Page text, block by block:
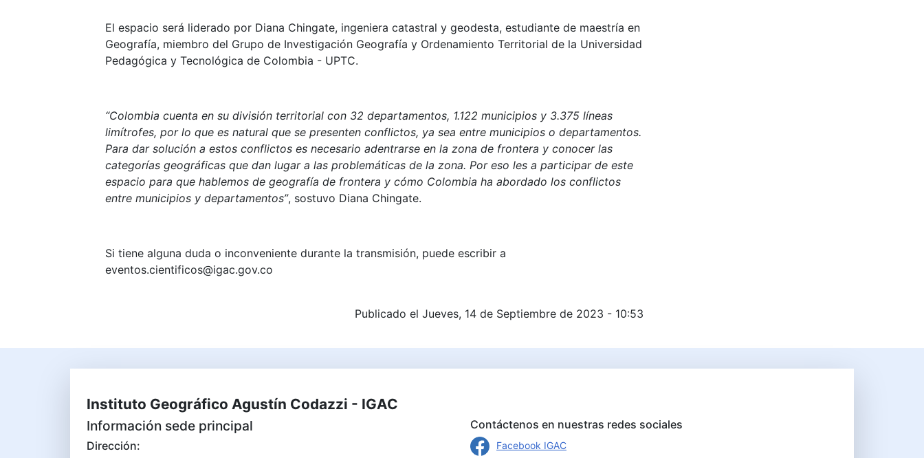
El espacio será liderado por Diana Chingate, ingeniera catastral y geodesta, estudiante de maestría en
Geografía, miembro del Grupo de Investigación Geografía y Ordenamiento Territorial de la Universidad
Pedagógica y Tecnológica de Colombia - UPTC.
“Colombia cuenta en su división territorial con 32 departamentos, 1.122 municipios y 3.375 líneas
limítrofes, por lo que es natural que se presenten conflictos, ya sea entre municipios o departamentos.
Para dar solución a estos conflictos es necesario adentrarse en la zona de frontera y conocer las
categorías geográficas que dan lugar a las problemáticas de la zona. Por eso les a participar de este
espacio para que hablemos de geografía de frontera y cómo Colombia ha abordado los conflictos
entre municipios y departamentos”, sostuvo Diana Chingate.
Si tiene alguna duda o inconveniente durante la transmisión, puede escribir a
eventos.cientificos@igac.gov.co
Publicado el Jueves, 14 de Septiembre de 2023 - 10:53
Instituto Geográfico Agustín Codazzi - IGAC
Información sede principal
Dirección:
Contáctenos en nuestras redes sociales
Facebook IGAC